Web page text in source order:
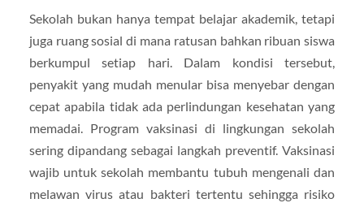
Sekolah bukan hanya tempat belajar akademik, tetapi
juga ruang sosial di mana ratusan bahkan ribuan siswa
berkumpul setiap hari. Dalam kondisi tersebut,
penyakit yang mudah menular bisa menyebar dengan
cepat apabila tidak ada perlindungan kesehatan yang
memadai. Program vaksinasi di lingkungan sekolah
sering dipandang sebagai langkah preventif. Vaksinasi
wajib untuk sekolah membantu tubuh mengenali dan
melawan virus atau bakteri tertentu sehingga risiko